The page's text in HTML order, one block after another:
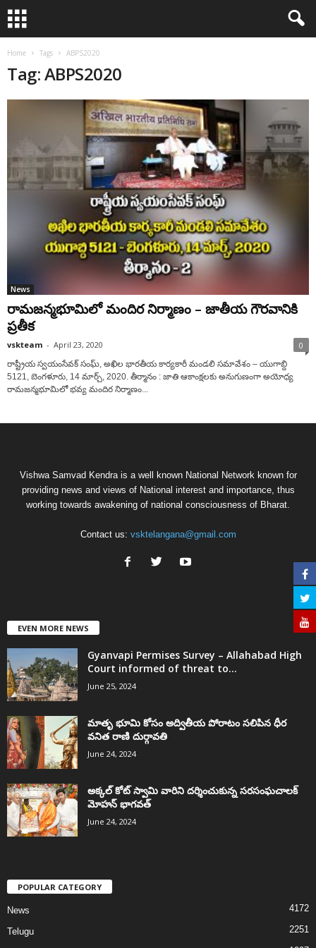
Home Tags ABPS2020
Tag: ABPS2020
News
రామజన్మభూమిలో మందిర నిర్మాణం – జాతీయ గౌరవానికి
ప్రతీక
vskteam - April 23, 2020 0
రాష్ట్రీయ స్వయంసేవక్ సంఘ్, అఖిల భారతీయ కార్యకారీ మండలి సమావేశం – యుగాబ్ది
5121, బెంగళూరు, 14 మార్చ్, 2020. తీర్మానం : జాతి ఆకాంక్షలకు అనుగుణంగా అయోధ్య
రామజన్మభూమిలో భవ్య మందిర నిర్మాణం...
Vishwa Samvad Kendra is a well known National Network known for
providing news and views of National interest and importance, thus
working towards awakening of national consciousness of Bharat.
Contact us: vsktelangana@gmail.com
EVEN MORE NEWS
Gyanvapi Permises Survey – Allahabad High
Court informed of threat to...
June 25, 2024
మాతృ భూమి కోసం అద్వితీయ పోరాటం సలిపిన ధీర
వనిత రాణి దుర్గావతి
June 24, 2024
అక్కల్‌ కోట్‌ స్వామి వారిని దర్శించుకున్న సరసంఘచాలక్
మోహన్ భాగవత్
June 24, 2024
POPULAR CATEGORY
News 4172
Telugu 2251